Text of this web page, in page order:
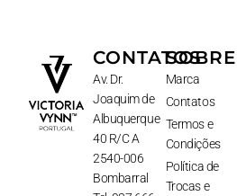
CONTATOS
Av. Dr.
Joaquim de
Albuquerque
40 R/C A
2540-006
Bombarral
SOBRE
Marca
Contatos
Termos e
Condições
Política de
Trocas e